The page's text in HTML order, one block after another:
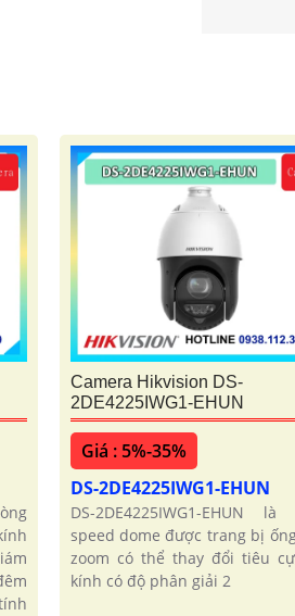
Camera Hikvision DS-
2DE4225IWG1-EHUN
Giá : 5%-35%
DS-2DE4225IWG1-EHUN
DS-2DE4225IWG1-EHUN là
speed dome được trang bị
zoom có thể thay đổi tiêu
kính có độ phân giải 2